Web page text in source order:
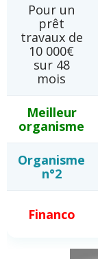
Pour un
prêt
travaux de
10 000€
sur 48
mois
Meilleur
organisme
Organisme
n°2
Financo